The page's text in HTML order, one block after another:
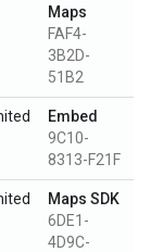
Maps
FAF4-
3B2D-
51B2
Embed
9C10-
8313-F21F
Maps SDK
6DE1-
4D9C-